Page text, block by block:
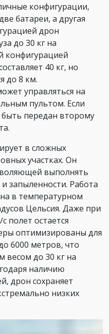
конфигурации,
батареи, а другая
дрон
до 30 кг на
конфигурацией
40 кг, но
до 8 км.
управляться на
пультом. Если
передан второму
в сложных
участках. Он
выполнять
запыленности. Работа
в температурном
Цельсия. Даже при
полет остается
оптимизированы для
6000 метров, что
весом до 30 кг на
наличию
дрон сохраняет
низких